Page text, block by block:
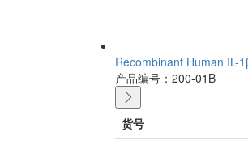
Recombinant Human IL-
产品编号：200-01B
货号